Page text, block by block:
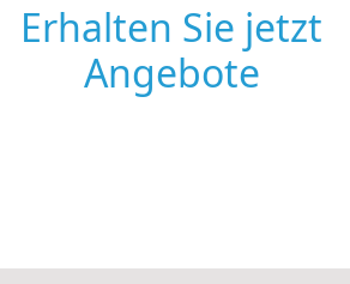
Erhalten Sie jetzt
Angebote